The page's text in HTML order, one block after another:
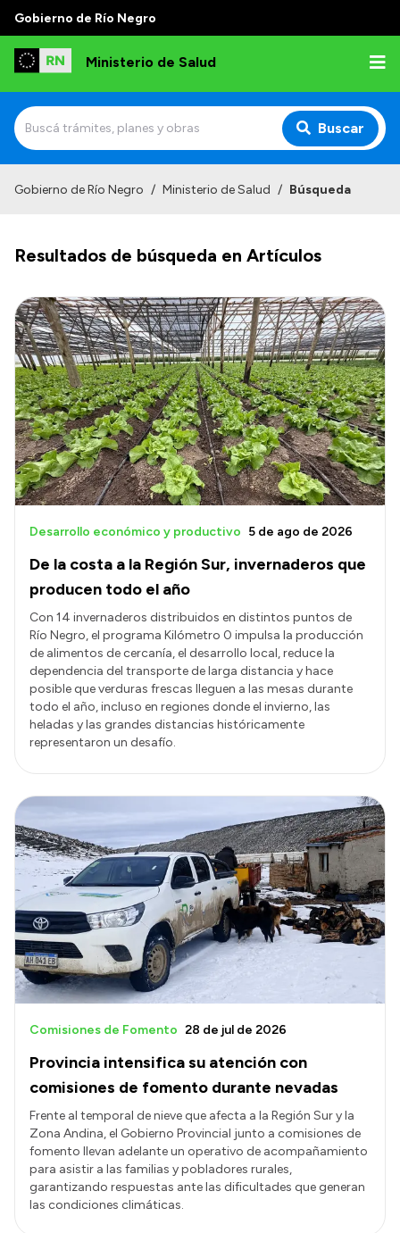
Gobierno de Río Negro
Ministerio de Salud
Buscar
Normativa y Funciones
Autoridades
Consejos locales
Transparencia
Presupuesto
Boletín Oficial
Compras y licitaciones
Consulta de expedientes
Convocatorias
Intranet
Login
Gobierno de Río Negro / Ministerio de Salud / Búsqueda
Resultados de búsqueda en Artículos
De la costa a la Región Sur, invernaderos que
producen todo el año
Desarrollo económico y productivo 5 de ago de 2026
Con 14 invernaderos distribuidos en distintos puntos de
Río Negro, el programa Kilómetro 0 impulsa la producción
de alimentos de cercanía, el desarrollo local, reduce la
dependencia del transporte de larga distancia y hace
posible que verduras frescas lleguen a las mesas durante
todo el año, incluso en regiones donde el invierno, las
heladas y las grandes distancias históricamente
representaron un desafío.
Provincia intensifica su atención con
comisiones de fomento durante nevadas
Comisiones de Fomento 28 de jul de 2026
Frente al temporal de nieve que afecta a la Región Sur y la
Zona Andina, el Gobierno Provincial junto a comisiones de
fomento llevan adelante un operativo de acompañamiento
para asistir a las familias y pobladores rurales,
garantizando respuestas ante las dificultades que generan
las condiciones climáticas.